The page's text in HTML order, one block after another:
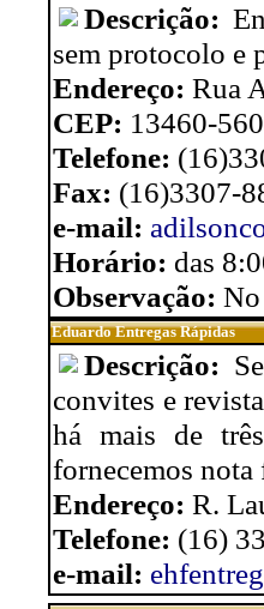
Descrição:
sem protocolo e
Endereço: Rua
CEP: 13460-560
Telefone:
Fax: (16)3307-
e-mail:
Horário: das
Observação: No
Eduardo Entregas Rápidas
Descrição:
convites e
há mais de
fornecemos nota
Endereço: R.
Telefone: (16)
e-mail: